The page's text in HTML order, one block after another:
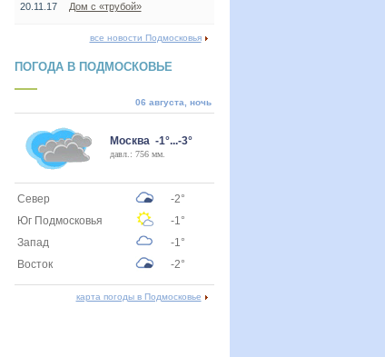
20.11.17 Дом с «трубой»
все новости Подмосковья
ПОГОДА В ПОДМОСКОВЬЕ
06 августа, ночь
Москва -1°...-3°
давл.: 756 мм.
Север
-2°
Юг Подмосковья
-1°
Запад
-1°
Восток
-2°
карта погоды в Подмосковье